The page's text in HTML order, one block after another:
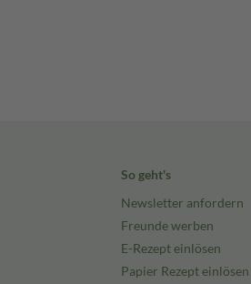
So geht's
Newsletter anfordern
Freunde werben
E-Rezept einlösen
Papier Rezept einlösen